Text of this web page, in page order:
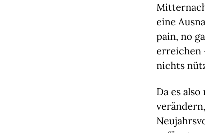
eine
pain, no
erreichen
nichts
Da es